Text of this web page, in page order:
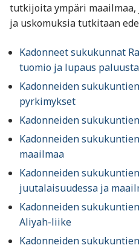
tutkijoita ympäri
ja uskomuksia tutkitaan
Kadonneet sukukunnat
tuomio ja lupaus paluusta
Kadonneiden
pyrkimykset
Kadonneiden
Kadonneiden
maailmaa
Kadonneiden
juutalaisuudessa ja
Kadonneiden
Aliyah-liike
Kadonneiden